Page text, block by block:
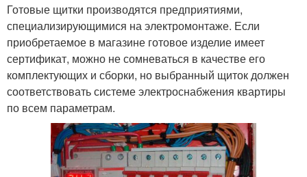
Готовые щитки производятся предприятиями,
специализирующимися на электромонтаже. Если
приобретаемое в магазине готовое изделие имеет
сертификат, можно не сомневаться в качестве его
комплектующих и сборки, но выбранный щиток должен
соответствовать системе электроснабжения квартиры
по всем параметрам.